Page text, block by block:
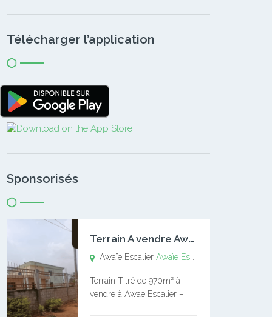
Télécharger l’application
Sponsorisés
T
errain A vendre Awaïe Escalier
Awaïe EscalierAwaïe Escalier
Terrain Titré de 970m² à
vendre à Awae Escalier –